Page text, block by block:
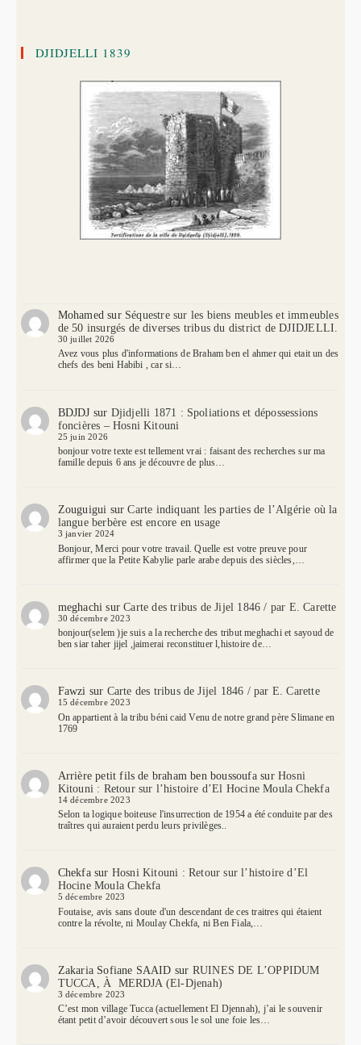
DJIDJELLI 1839
Mohamedsur Séquestre sur les biens meubles et immeubles
de 50 insurgés de diverses tribus du district de DJIDJELLI.
30 juillet 2026
Avez vous plus d'informations de Braham ben el ahmer qui etait un des
chefs des beni Habibi , car si…
BDJDJ sur Djidjelli 1871 : Spoliations et dépossessions
foncières – Hosni Kitouni
25 juin 2026
bonjour votre texte est tellement vrai : faisant des recherches sur ma
famille depuis 6 ans je découvre de plus…
Zouguigui surCarte indiquant les parties de l’Algérie où la
langue berbère est encore en usage
3 janvier 2024
Bonjour, Merci pour votre travail. Quelle est votre preuve pour
affirmer que la Petite Kabylie parle arabe depuis des siècles,…
meghachi surCarte des tribus de Jijel 1846 / par E. Carette
30 décembre 2023
bonjour(selem )je suis a la recherche des tribut meghachi et sayoud de
ben siar taher jijel ,jaimerai reconstituer l,histoire de…
Fawzi sur Carte des tribus de Jijel 1846 / par E. Carette
15 décembre 2023
On appartient à la tribu béni caid Venu de notre grand père Slimane en
1769
Arrière petit fils de braham ben boussoufasur Hosni
Kitouni : Retour sur l’histoire d’El Hocine Moula Chekfa
14 décembre 2023
Selon ta logique boiteuse l'insurrection de 1954 a été conduite par des
traîtres qui auraient perdu leurs privilèges..
Chekfasur Hosni Kitouni : Retour sur l’histoire d’El
Hocine Moula Chekfa
5 décembre 2023
Foutaise, avis sans doute d'un descendant de ces traitres qui étaient
contre la révolte, ni Moulay Chekfa, ni Ben Fiala,…
Zakaria Sofiane SAAID sur RUINES DE L’OPPIDUM
TUCCA, À MERDJA (El-Djenah)
3 décembre 2023
C’est mon village Tucca (actuellement El Djennah), j’ai le souvenir
étant petit d’avoir découvert sous le sol une foie les…